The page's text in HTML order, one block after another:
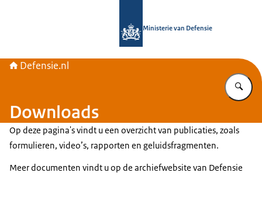
Ministerie van Defensie
Defensie.nl
Downloads
Op deze pagina's vindt u een overzicht van publicaties, zoals
formulieren, video’s, rapporten en geluidsfragmenten.
Meer documenten vindt u op de archiefwebsite van Defensie